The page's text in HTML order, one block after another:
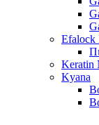
Efalock
Keratin
Kyana